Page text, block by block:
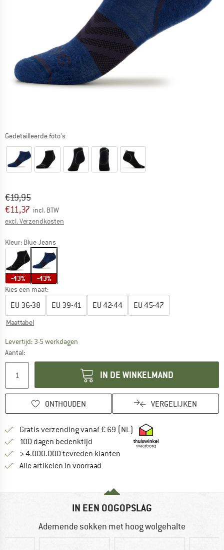
Gedetailleerde foto's
Oorspronkelijke prijs :
€19,95
Prijs:
€11,37 incl. BTW
excl. Verzendkosten
Kleur: Blue Jeans
-43% -43%
Kies een maat:
EU 36-38 EU 39-41 EU 42-44 EU 45-47
Maattabel
Levertijd: 3-5 werkdagen
Aantal:
IN DE WINKELMAND
ONTHOUDEN VERGELIJKEN
Gratis verzending vanaf € 69 (NL) Vind hier de
100 dagen bedenktijd Vind de betalingsinformatie hier!
> 4.000.000 tevreden klanten
Alle artikelen in voorraad
IN EEN OOGOPSLAG
Ademende sokken met hoog wolgehalte